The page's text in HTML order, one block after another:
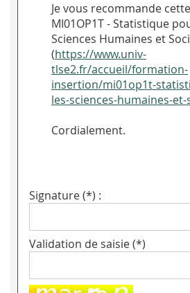
Je vous recommande
MI01OP1T - Statistique
Sciences Humaines et
(https://www.univ-
tlse2.fr/accueil/formation-
insertion/mi01op1t-
les-sciences-humaines-et-
Cordialement.
Signature (*) :
Validation de saisie (*)